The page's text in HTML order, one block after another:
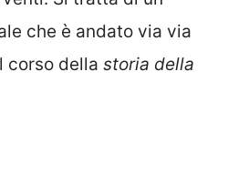
che è andato via via
corso della storia della